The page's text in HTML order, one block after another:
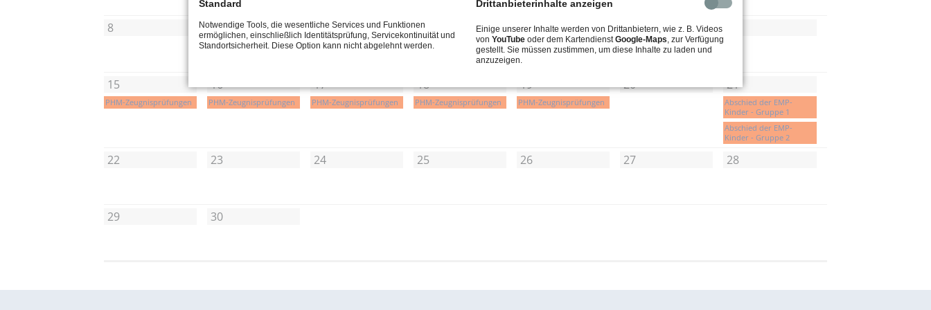
8 9 10 11 12 13
15
PHM-Zeugnisprüfungen
16
PHM-Zeugnisprüfungen
17
PHM-Zeugnisprüfungen
18
PHM-Zeugnisprüfungen
19
PHM-Zeugnisprüfungen
20 21
Abschied der EMP-
Kinder - Gruppe 1
Abschied der EMP-
Kinder - Gruppe 2
22 23 24 25 26 27 28
29 30
Standard
Notwendige Tools, die wesentliche Services und Funktionen
ermöglichen, einschließlich Identitätsprüfung, Servicekontinuität und
Standortsicherheit. Diese Option kann nicht abgelehnt werden.
Drittanbieterinhalte anzeigen
Einige unserer Inhalte werden von Drittanbietern, wie z. B. Videos
von YouTube oder dem KartendienstGoogle-Maps , zur Verfügung
gestellt. Sie müssen zustimmen, um diese Inhalte zu laden und
anzuzeigen.